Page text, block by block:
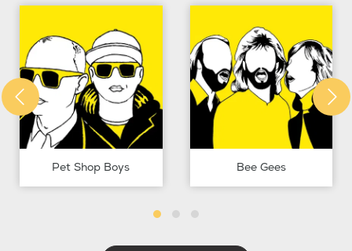
Pet Shop Boys Bee Gees